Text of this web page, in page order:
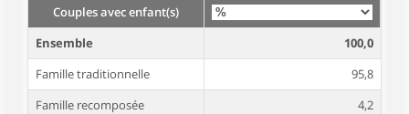
Couples avec enfant(s)
Ensemble
100,0
Famille traditionnelle
95,8
Famille recomposée
4,2